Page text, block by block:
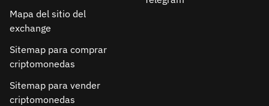
Mapa del sitio del
exchange
Sitemap para comprar
criptomonedas
Sitemap para vender
criptomonedas